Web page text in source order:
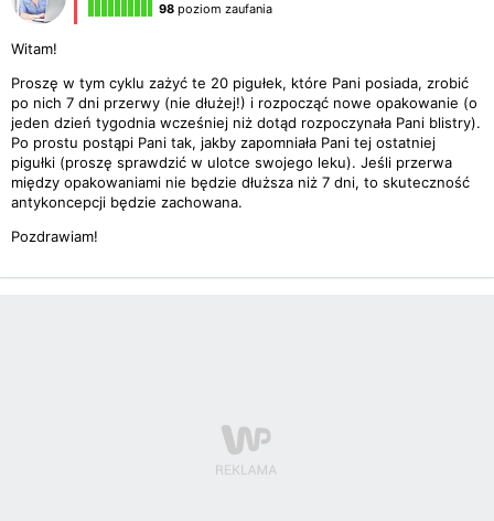
98 poziom zaufania
Witam!
Proszę w tym cyklu zażyć te 20 pigułek, które Pani posiada, zrobić
po nich 7 dni przerwy (nie dłużej!) i rozpocząć nowe opakowanie (o
jeden dzień tygodnia wcześniej niż dotąd rozpoczynała Pani blistry).
Po prostu postąpi Pani tak, jakby zapomniała Pani tej ostatniej
pigułki (proszę sprawdzić w ulotce swojego leku). Jeśli przerwa
między opakowaniami nie będzie dłuższa niż 7 dni, to skuteczność
antykoncepcji będzie zachowana.
Pozdrawiam!